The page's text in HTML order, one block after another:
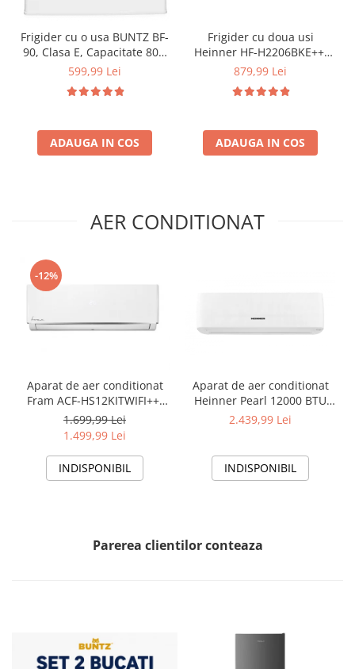
Frigider cu o usa BUNTZ BF-
90, Clasa E, Capacitate 80L,
Iluminare interioara,
cm, Alb
599,99 Lei
ADAUGA IN COS
Frigider cu doua usi
Heinner HF-H2206BKE++,
206 l, Clasa E, lumina LED, 3
Negru
879,99 Lei
ADAUGA IN COS
AER CONDITIONAT
-12%
Aparat de aer conditionat
Fram ACF-HS12KITWIFI++,
12000 BTU, Wifi, Kit
instalare inclus, Functie
Sleep, Clasa A++
1.699,99 Lei
1.499,99 Lei
INDISPONIBIL
Aparat de aer conditionat
Heinner Pearl 12000 BTU
Wi-Fi, Clasa A+++/A+++, AI
alb
2.439,99 Lei
INDISPONIBIL
Parerea clientilor conteaza